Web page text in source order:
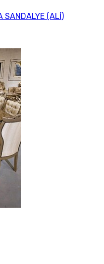
SANDALYE (ALİ)